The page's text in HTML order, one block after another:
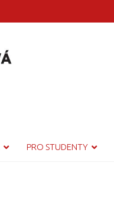
PRO STUDENTY